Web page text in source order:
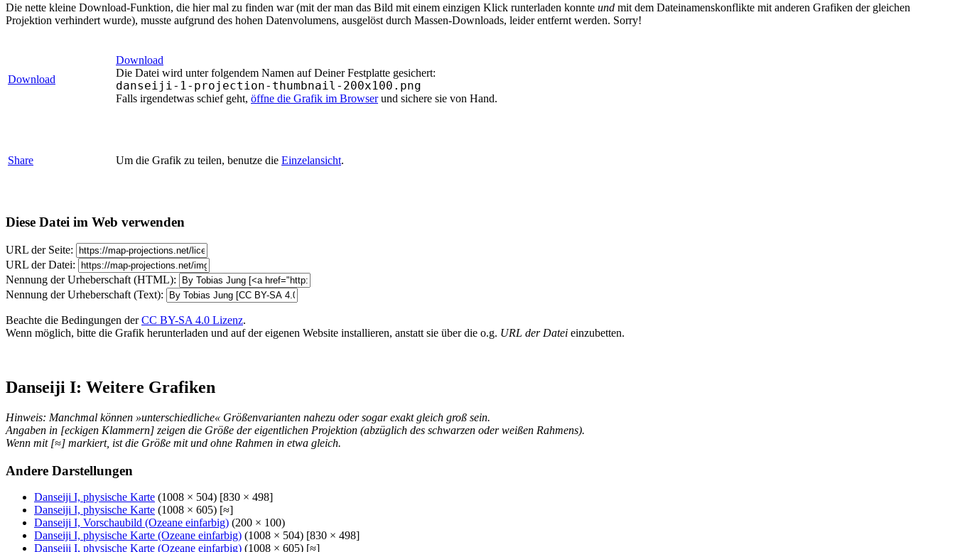
Die nette kleine Download-Funktion, die hier mal zu finden war (mit der man das Bild mit einem einzigen Klick runterladen konnte und mit dem Dateinamenskonflikte mit anderen Grafiken der gleichen
Projektion verhindert wurde), musste aufgrund des hohen Datenvolumens, ausgelöst durch Massen-Downloads, leider entfernt werden. Sorry!
Download
Download
Die Datei wird unter folgendem Namen auf Deiner Festplatte gesichert:
danseiji-1-projection-thumbnail-200x100.png
Falls irgendetwas schief geht, öffne die Grafik im Browserund sichere sie von Hand.
Share Um die Grafik zu teilen, benutze die Einzelansicht.
Diese Datei im Web verwenden
URL der Seite:
URL der Datei:
Nennung der Urheberschaft (HTML):
Nennung der Urheberschaft (Text):
Beachte die Bedingungen derCC BY-SA 4.0 Lizenz.
Wenn möglich, bitte die Grafik herunterladen und auf der eigenen Website installieren, anstatt sie über die o.g. URL der Datei einzubetten.
Danseiji I: Weitere Grafiken
Hinweis: Manchmal können »unterschiedliche« Größenvarianten nahezu oder sogar exakt gleich groß sein.
Angaben in [eckigen Klammern] zeigen die Größe der eigentlichen Projektion (abzüglich des schwarzen oder weißen Rahmens).
Wenn mit [≈] markiert, ist die Größe mit und ohne Rahmen in etwa gleich.
Andere Darstellungen
Danseiji I, physische Karte (1008 × 504) [830 × 498]
Danseiji I, physische Karte (1008 × 605) [≈]
Danseiji I, Vorschaubild (Ozeane einfarbig) (200 × 100)
Danseiji I, physische Karte (Ozeane einfarbig) (1008 × 504) [830 × 498]
Danseiji I, physische Karte (Ozeane einfarbig) (1008 × 605) [≈]